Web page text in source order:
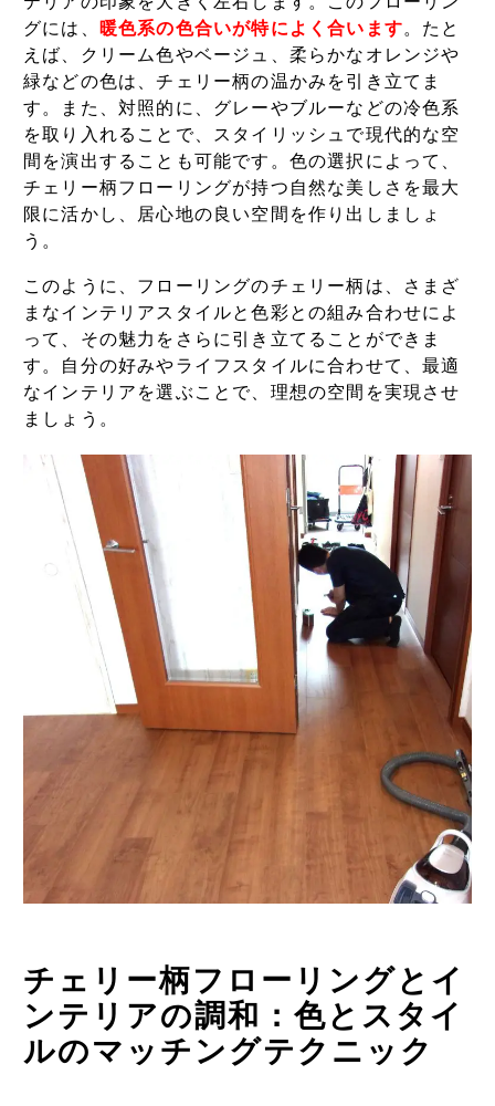
グには、
暖色系の色合いが特によく合います。たと
えば、クリーム色やベージュ、柔らかなオレンジや
緑などの色は、チェリー柄の温かみを引き立てま
す。また、対照的に、グレーやブルーなどの冷色系
を取り入れることで、スタイリッシュで現代的な空
間を演出することも可能です。色の選択によって、
チェリー柄フローリングが持つ自然な美しさを最大
限に活かし、居心地の良い空間を作り出しましょ
う。
このように、フローリングのチェリー柄は、さまざ
まなインテリアスタイルと色彩との組み合わせによ
って、その魅力をさらに引き立てることができま
す。自分の好みやライフスタイルに合わせて、最適
なインテリアを選ぶことで、理想の空間を実現させ
ましょう。
チェリー柄フローリングとイ
ンテリアの調和：色とスタイ
ルのマッチングテクニック